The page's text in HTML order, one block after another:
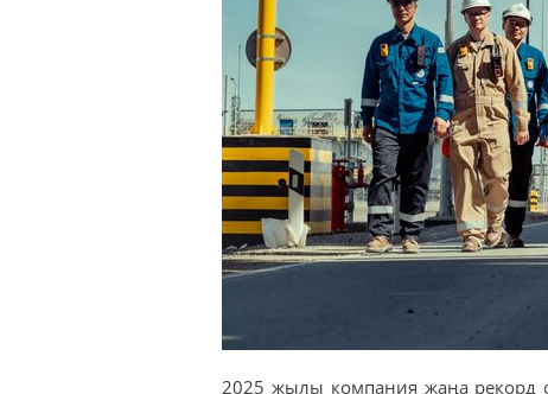
2025 жылы компания жаңа рекорд